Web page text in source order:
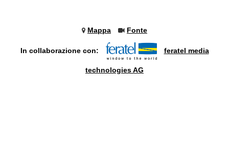
Mappa Fonte
In collaborazione con: feratel media
technologies AG